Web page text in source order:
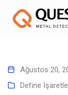
Ağustos 20,
Define